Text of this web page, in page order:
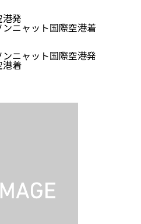
港発
ンニャット国際空港着
ンニャット国際空港発
港着